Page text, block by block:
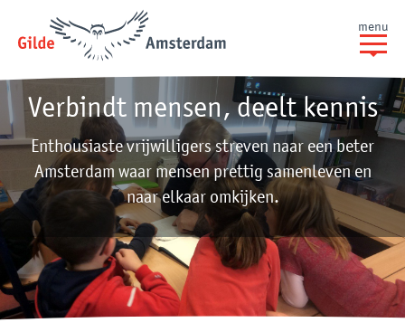
menu
Verbindt mensen, deelt kennis
Enthousiaste vrijwilligers streven naar een beter
Amsterdam waar mensen prettig samenleven en
naar elkaar omkijken.